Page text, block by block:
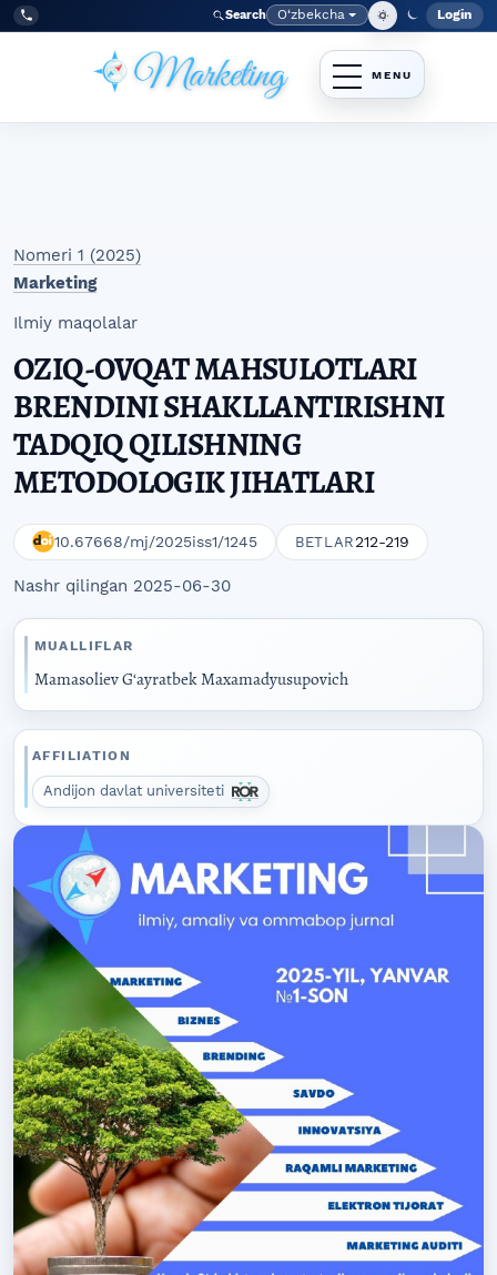
Skip to main navigation menu
Skip to main content
Skip to site footer
Tel:
+998977838464 Search Language
O‘zbekcha Login
Nomeri 1 (2025)
Marketing
Ilmiy maqolalar
OZIQ-OVQAT MAHSULOTLARI
BRENDINI SHAKLLANTIRISHNI
TADQIQ QILISHNING
METODOLOGIK JIHATLARI
10.67668/mj/2025iss1/1245 BETLAR212-219
Nashr qilingan 2025-06-30
MUALLIFLAR
Mamasoliev G‘ayratbek Maxamadyusupovich
AFFILIATION
Andijon davlat universiteti